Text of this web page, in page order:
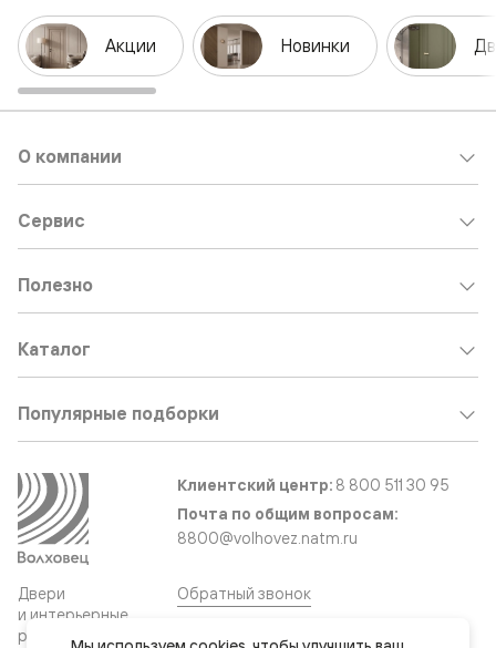
Акции Новинки
Двери
и интерьерные
решения
О компании
Сервис
Полезно
Каталог
Популярные подборки
Клиентский центр: 8 800 511 30 95
Почта по общим вопросам:
8800@volhovez.natm.ru
Обратный звонок